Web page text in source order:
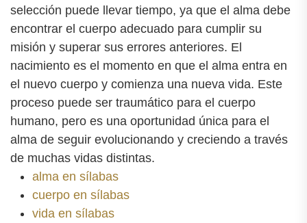
selección puede llevar tiempo, ya que el alma debe
encontrar el cuerpo adecuado para cumplir su
misión y superar sus errores anteriores. El
nacimiento es el momento en que el alma entra en
el nuevo cuerpo y comienza una nueva vida. Este
proceso puede ser traumático para el cuerpo
humano, pero es una oportunidad única para el
alma de seguir evolucionando y creciendo a través
de muchas vidas distintas.
alma en sílabas
cuerpo en sílabas
vida en sílabas